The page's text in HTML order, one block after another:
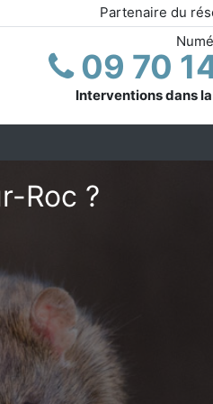
Partenaire du
09 70
Interventions dans
Roc ?